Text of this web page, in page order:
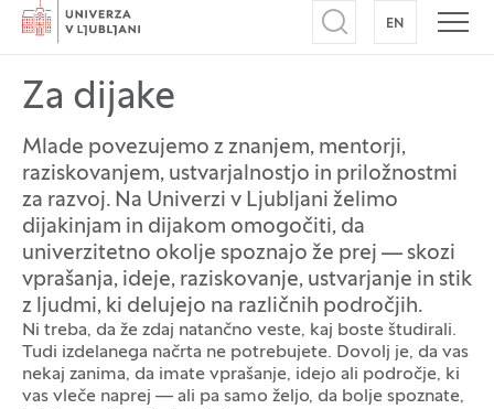
Domov
Odpri iskalnik
EN NA
Za dijake
Mlade povezujemo z znanjem, mentorji,
raziskovanjem, ustvarjalnostjo in priložnostmi
za razvoj. Na Univerzi v Ljubljani želimo
dijakinjam in dijakom omogočiti, da
univerzitetno okolje spoznajo že prej — skozi
vprašanja, ideje, raziskovanje, ustvarjanje in stik
z ljudmi, ki delujejo na različnih področjih.
Ni treba, da že zdaj natančno veste, kaj boste študirali.
Tudi izdelanega načrta ne potrebujete. Dovolj je, da vas
nekaj zanima, da imate vprašanje, idejo ali področje, ki
vas vleče naprej — ali pa samo željo, da bolje spoznate,